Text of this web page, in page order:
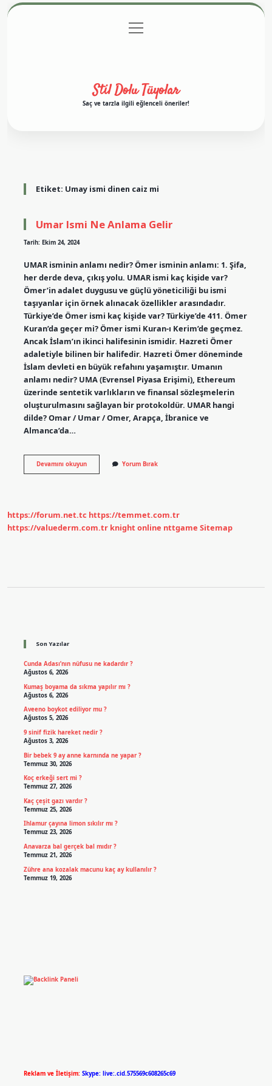
Gizlilik Politikası
menüyü
aç
Stil Dolu Tüyolar
Saç ve tarzla ilgili eğlenceli öneriler!
Etiket: Umay ismi dinen caiz mi
Umar Ismi Ne Anlama Gelir
Tarih: Ekim 24, 2024
UMAR isminin anlamı nedir? Ömer isminin anlamı: 1. Şifa,
her derde deva, çıkış yolu. UMAR ismi kaç kişide var?
Ömer’in adalet duygusu ve güçlü yöneticiliği bu ismi
taşıyanlar için örnek alınacak özellikler arasındadır.
Türkiye’de Ömer ismi kaç kişide var? Türkiye’de 411. Ömer
Kuran’da geçer mi? Ömer ismi Kuran-ı Kerim’de geçmez.
Ancak İslam’ın ikinci halifesinin ismidir. Hazreti Ömer
adaletiyle bilinen bir halifedir. Hazreti Ömer döneminde
İslam devleti en büyük refahını yaşamıştır. Umanın
anlamı nedir? UMA (Evrensel Piyasa Erişimi), Ethereum
üzerinde sentetik varlıkların ve finansal sözleşmelerin
oluşturulmasını sağlayan bir protokoldür. UMAR hangi
dilde? Omar / Umar / Omer, Arapça, İbranice ve
Almanca’da…
Devamını okuyunUmar
Ismi
Yorum Bırak
https://forum.net.tc https://temmet.com.tr
https://valuederm.com.tr knight online nttgame Sitemap
Son Yazılar
Cunda Adası’nın nüfusu ne kadardır ?
Ağustos 6, 2026
Kumaş boyama da sıkma yapılır mı ?
Ağustos 6, 2026
Aveeno boykot ediliyor mu ?
Ağustos 5, 2026
9 sinif fizik hareket nedir ?
Ağustos 3, 2026
Bir bebek 9 ay anne karnında ne yapar ?
Temmuz 30, 2026
Koç erkeği sert mi ?
Temmuz 27, 2026
Kaç çeşit gazı vardır ?
Temmuz 25, 2026
Ihlamur çayına limon sıkılır mı ?
Temmuz 23, 2026
Anavarza bal gerçek bal mıdır ?
Temmuz 21, 2026
Zühre ana kozalak macunu kaç ay kullanılır ?
Temmuz 19, 2026
Reklam ve İletişim: Skype: live:.cid.575569c608265c69